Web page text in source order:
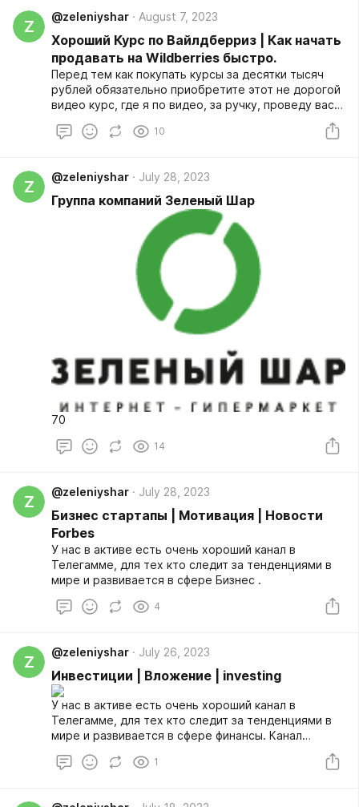
Z
@zeleniyshar August 7, 2023
Хороший Курс по Вайлдберриз | Как начать
продавать на Wildberries быстро.
Перед тем как покупать курсы за десятки тысяч
рублей обязательно приобретите этот не дорогой
видео курс, где я по видео, за ручку, проведу вас
максимальных продаж, скорее всего его вам
10
Z
@zeleniyshar July 28, 2023
Группа компаний Зеленый Шар
70
14
Z
@zeleniyshar July 28, 2023
Бизнес стартапы | Мотивация | Новости
Forbes
У нас в активе есть очень хороший канал в
Телегамме, для тех кто следит за тенденциями в
мире и развивается в сфере Бизнес .
4
Z
@zeleniyshar July 26, 2023
Инвестиции | Вложение | investing
У нас в активе есть очень хороший канал в
Телегамме, для тех кто следит за тенденциями в
мире и развивается в сфере финансы. Канал
1